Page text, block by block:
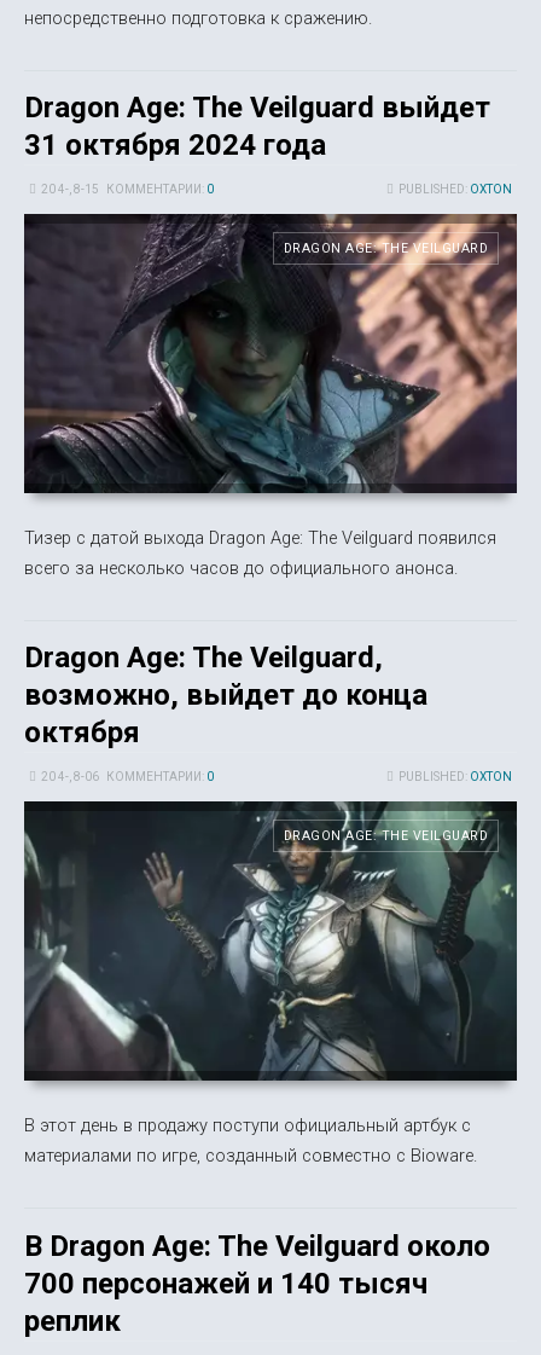
непосредственно подготовка к сражению.
Dragon Age: The Veilguard выйдет
31 октября 2024 года
PUBLISHED: OXTON
20 4-, 8-15 КОММЕНТАРИИ: 0
DRAGON AGE: THE VEILGUARD
Тизер с датой выхода Dragon Age: The Veilguard появился
всего за несколько часов до официального анонса.
Dragon Age: The Veilguard,
возможно, выйдет до конца
октября
PUBLISHED: OXTON
20 4-, 8-06 КОММЕНТАРИИ: 0
DRAGON AGE: THE VEILGUARD
В этот день в продажу поступи официальный артбук с
материалами по игре, созданный совместно с Bioware.
В Dragon Age: The Veilguard около
700 персонажей и 140 тысяч
реплик